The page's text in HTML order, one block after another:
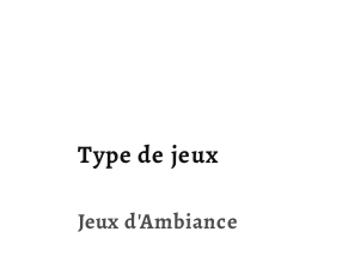
Type de jeux
Jeux d'Ambiance